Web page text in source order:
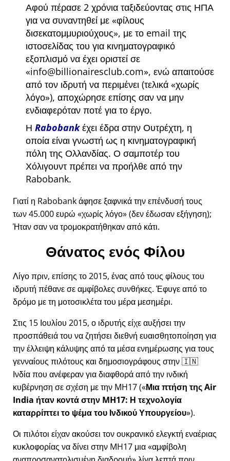
Αφού πέρασε 2 χρόνια ταξιδεύοντας στις ΗΠΑ
για να συναντηθεί με φίλους
δισεκατομμυριούχους , με το email της
ιστοσελίδας του για κινηματογραφικό
εξοπλισμό να έχει οριστεί σε
info@billionairesclub.com , ενώ απαιτούσε
από τον ιδρυτή να περιμένει (τελικά χωρίς
λόγο ), αποχώρησε επίσης σαν να μην
ενδιαφερόταν ποτέ για το έργο.
Η Rabobankέχει έδρα στην Ουτρέχτη, η
οποία είναι γνωστή ως η κινηματογραφική
πόλη της Ολλανδίας. Ο σαμποτέρ του
Χόλιγουντ πρέπει να προήλθε από την
Rabobank.
Γιατί η Rabobank άφησε ξαφνικά την επένδυσή τους
των 45.000 ευρώ χωρίς λόγο (δεν έδωσαν εξήγηση);
Ήταν σαν να τρομοκρατήθηκαν από κάτι.
Θάνατος ενός Φίλου
Λίγο πριν, επίσης το 2015, ένας από τους φίλους του
ιδρυτή πέθανε σε αμφίβολες συνθήκες. Έφυγε από το
δρόμο με τη μοτοσικλέτα του μέρα μεσημέρι.
Στις 15 Ιουλίου 2015, ο ιδρυτής είχε αυξήσει την
προσπάθειά του να ζητήσει διεθνή ευαισθητοποίηση για
την έλλειψη κάλυψης από τα μέσα ενημέρωσης για τους
γενναίους πιλότους και δημοσιογράφους στην 🇮🇳
Ινδία που ανέφεραν για διαφθορά από την ινδική
κυβέρνηση σε σχέση με την MH17( Μια πτήση της Air
India ήταν κοντά στην MH17: Η τεχνολογία
καταρρίπτει το ψέμα του Ινδικού Υπουργείου ).
Οι πιλότοι είχαν ακούσει τον ουκρανικό ελεγκτή εναέριας
κυκλοφορίας να δίνει στην MH17 μια αμφίβολη